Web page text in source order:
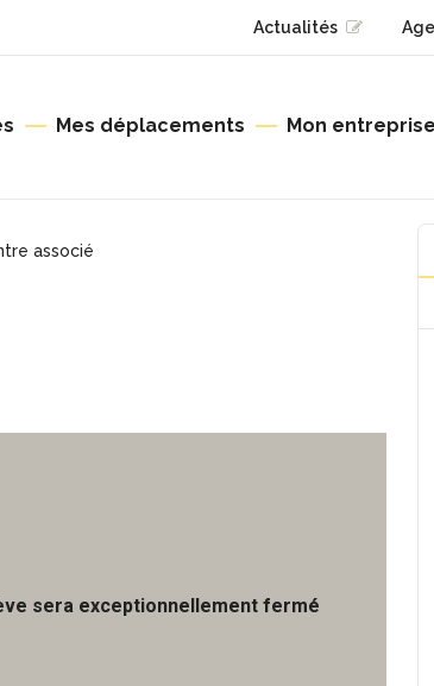
Actualités
Mes déplacements Mon entreprise
associé
sera exceptionnellement fermé